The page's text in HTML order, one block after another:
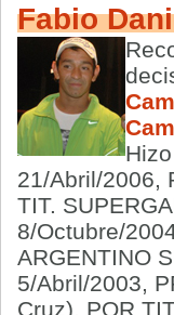
Fabio
Hizo
21/Abril/2006,
TIT.
8/Octubre/
ARGENTINO
5/Abril/2003,
Cruz). POR